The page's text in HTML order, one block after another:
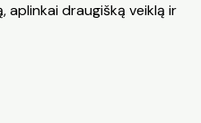
draugišką veiklą ir